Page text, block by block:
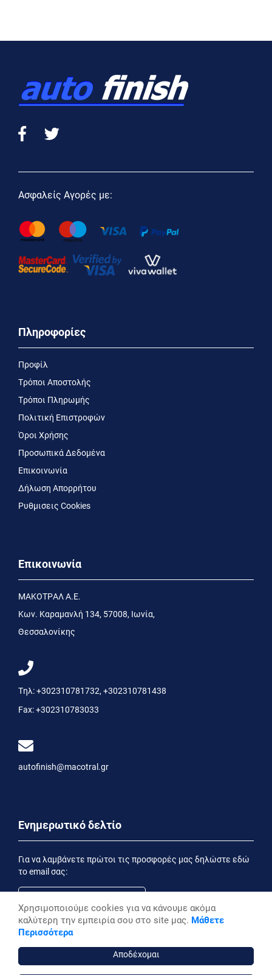
Ασφαλείς Αγορές με:
Πληροφορίες
Προφίλ
Τρόποι Αποστολής
Τρόποι Πληρωμής
Πολιτική Επιστροφών
Όροι Χρήσης
Προσωπικά Δεδομένα
Επικοινωνία
Δήλωση Απορρήτου
Ρυθμισεις Cookies
Επικοινωνία
MΑΚΟΤΡΑΛ Α.Ε.
Kων. Kαραμανλή 134, 57008, Ιωνία,
Θεσσαλονίκης
Τηλ:+302310781732, +302310781438
Fax:+302310783033
autofinish@macotral.gr
Ενημερωτικό δελτίο
Για να λαμβάνετε πρώτοι τις προσφορές μας δηλώστε εδώ
το email σας:
Εγγραφή
Έχοντας ενημερωθεί από την
επιθυμώ να λαμβάνω ενημερωτικά email
Χρησιμοποιούμε cookies για να κάνουμε ακόμα
καλύτερη την εμπειρία σου στο site μας. Μάθετε
Περισσότερα
Αποδέχομαι